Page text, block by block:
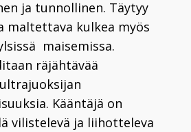
ja tunnollinen. Täytyy
maltettava kulkea myös
maisemissa.
räjähtävää
Kääntäjä on
vilistelevä ja liihotteleva